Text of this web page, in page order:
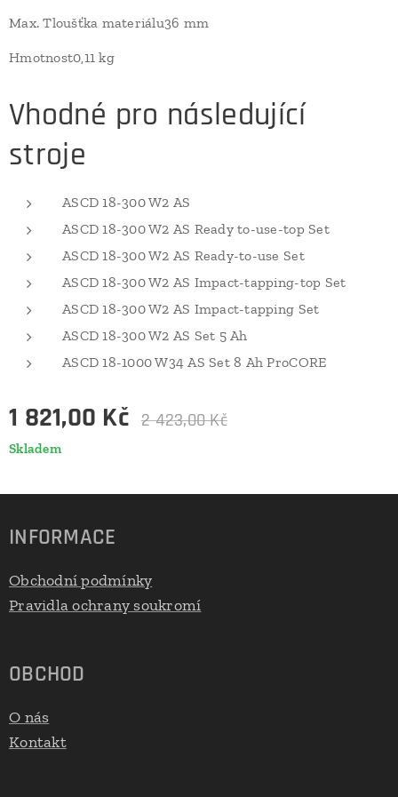
Max. Tloušťka materiálu36 mm
Hmotnost0,11 kg
Vhodné pro následující
stroje
ASCD 18-300 W2 AS
ASCD 18-300 W2 AS Ready to-use-top Set
ASCD 18-300 W2 AS Ready-to-use Set
ASCD 18-300 W2 AS Impact-tapping-top Set
ASCD 18-300 W2 AS Impact-tapping Set
ASCD 18-300 W2 AS Set 5 Ah
ASCD 18-1000 W34 AS Set 8 Ah ProCORE
1 821,00 Kč 2 423,00Kč
Skladem
INFORMACE
Obchodní podmínky
Pravidla ochrany soukromí
OBCHOD
O nás
Kontakt